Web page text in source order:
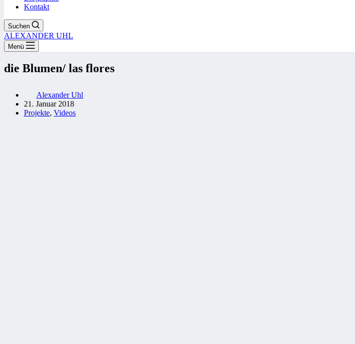
Kontakt
Suchen
ALEXANDER UHL
Menü
die Blumen/ las flores
Alexander Uhl
21. Januar 2018
Projekte, Videos